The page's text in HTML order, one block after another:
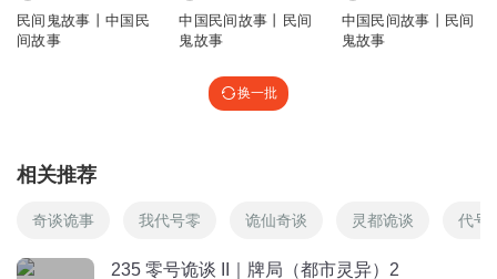
李涵程
我是從第一集開始聽到這裡的，一更新就聽,沒更就返回去聽
聽別的主播讲鬼故事,但沒有誰比大神讲的更生动和內涵深刻
没你都睡不着觉
回复 2023-02-02
民间鬼故事丨中国民
间故事
中国民间故事丨民间
鬼故事
中国民间故事丨民间
鬼故事
换一批
相关推荐
奇谈诡事 我代号零 诡仙奇谈 灵都诡谈 代号
235 零号诡谈 II｜牌局（都市灵异）2